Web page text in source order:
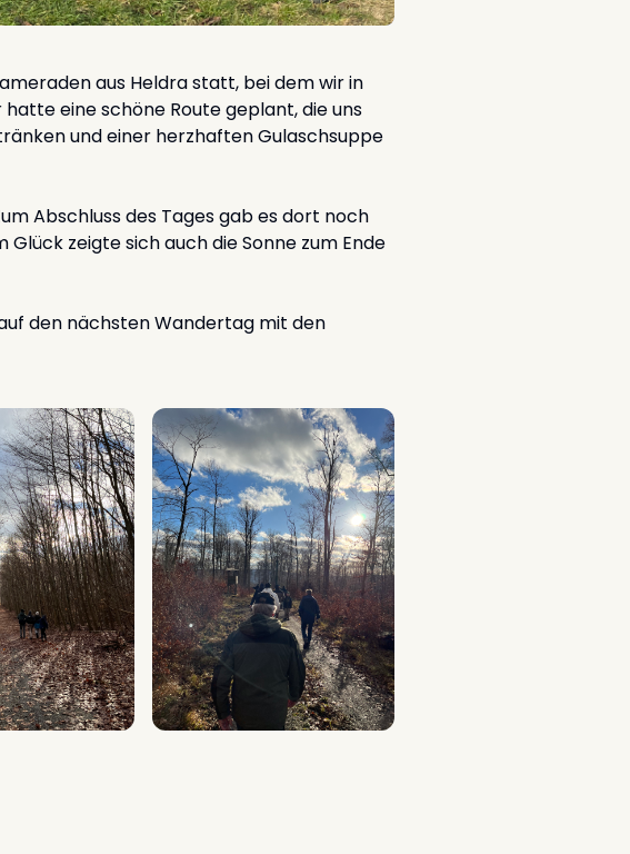
aus Heldra statt, bei dem wir in
eine schöne Route geplant, die uns
und einer herzhaften Gulaschsuppe
Abschluss des Tages gab es dort noch
zeigte sich auch die Sonne zum Ende
den nächsten Wandertag mit den